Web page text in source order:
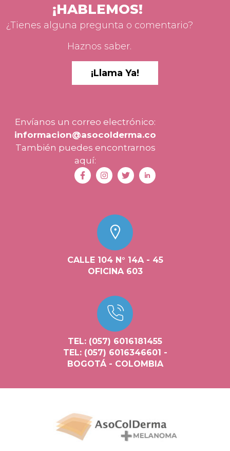
¡HABLEMOS!
¿Tienes alguna pregunta o comentario?
Haznos saber.
¡Llama Ya!
Envíanos un correo electrónico:
informacion@asocolderma.co
También puedes encontrarnos
aquí:
CALLE 104 N° 14A - 45
OFICINA 603
TEL: (057) 6016181455
TEL: (057) 6016346601 -
BOGOTÁ - COLOMBIA